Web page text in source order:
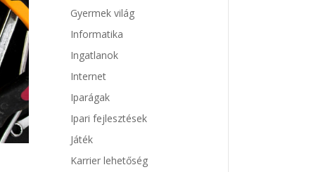
Gyermek világ
Informatika
Ingatlanok
Internet
Iparágak
Ipari fejlesztések
Játék
Karrier lehetőség